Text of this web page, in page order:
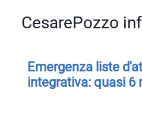
CesarePozzo
Emergenza liste
integrativa: quasi 6